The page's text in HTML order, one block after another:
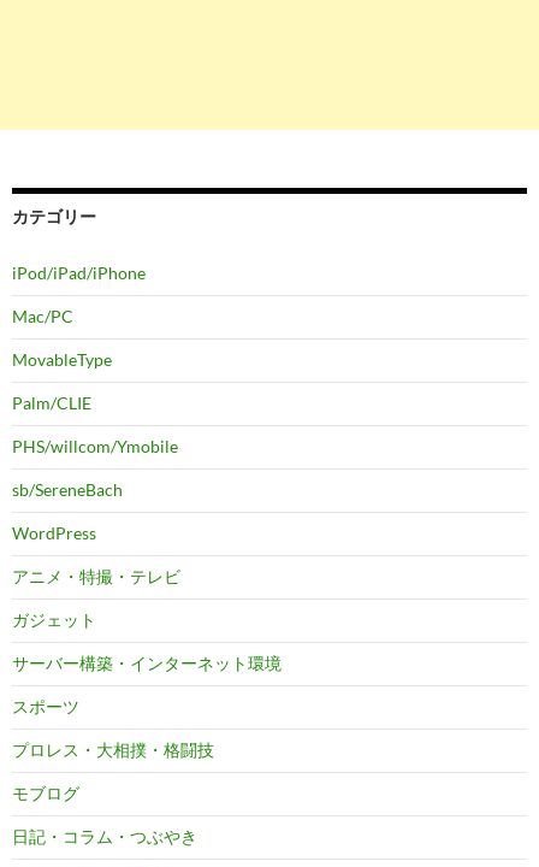
カテゴリー
iPod/iPad/iPhone
Mac/PC
MovableType
Palm/CLIE
PHS/willcom/Ymobile
sb/SereneBach
WordPress
アニメ・特撮・テレビ
ガジェット
サーバー構築・インターネット環境
スポーツ
プロレス・大相撲・格闘技
モブログ
日記・コラム・つぶやき